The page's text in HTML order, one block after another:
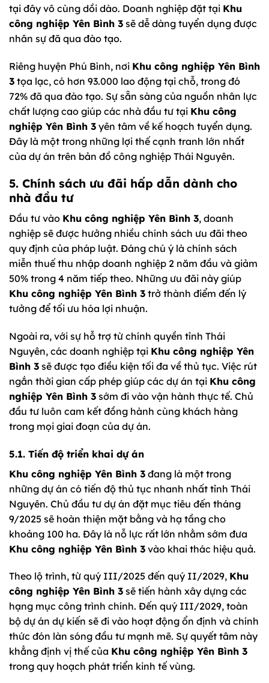
tại đây vô cùng dồi dào. Doanh nghiệp đặt tại Khu
công nghiệp Yên Bình 3 sẽ dễ dàng tuyển dụng được
nhân sự đã qua đào tạo.
Riêng huyện Phú Bình, nơi Khu công nghiệp Yên Bình
3 tọa lạc, có hơn 93.000 lao động tại chỗ, trong đó
72% đã qua đào tạo. Sự sẵn sàng của nguồn nhân lực
chất lượng cao giúp các nhà đầu tư tại Khu công
nghiệp Yên Bình 3 yên tâm về kế hoạch tuyển dụng.
Đây là một trong những lợi thế cạnh tranh lớn nhất
của dự án trên bản đồ công nghiệp Thái Nguyên.
5. Chính sách ưu đãi hấp dẫn dành cho
nhà đầu tư
Đầu tư vào Khu công nghiệp Yên Bình 3, doanh
nghiệp sẽ được hưởng nhiều chính sách ưu đãi theo
quy định của pháp luật. Đáng chú ý là chính sách
miễn thuế thu nhập doanh nghiệp 2 năm đầu và giảm
50% trong 4 năm tiếp theo. Những ưu đãi này giúp
Khu công nghiệp Yên Bình 3 trở thành điểm đến lý
tưởng để tối ưu hóa lợi nhuận.
Ngoài ra, với sự hỗ trợ từ chính quyền tỉnh Thái
Nguyên, các doanh nghiệp tại Khu công nghiệp Yên
Bình 3 sẽ được tạo điều kiện tối đa về thủ tục. Việc rút
ngắn thời gian cấp phép giúp các dự án tại Khu công
nghiệp Yên Bình 3 sớm đi vào vận hành thực tế. Chủ
đầu tư luôn cam kết đồng hành cùng khách hàng
trong mọi giai đoạn của dự án.
5.1. Tiến độ triển khai dự án
Khu công nghiệp Yên Bình 3 đang là một trong
những dự án có tiến độ thủ tục nhanh nhất tỉnh Thái
Nguyên. Chủ đầu tư dự án đặt mục tiêu đến tháng
9/2025 sẽ hoàn thiện mặt bằng và hạ tầng cho
khoảng 100 ha. Đây là nỗ lực rất lớn nhằm sớm đưa
Khu công nghiệp Yên Bình 3 vào khai thác hiệu quả.
Theo lộ trình, từ quý III/2025 đến quý II/2029, Khu
công nghiệp Yên Bình 3 sẽ tiến hành xây dựng các
hạng mục công trình chính. Đến quý III/2029, toàn
bộ dự án dự kiến sẽ đi vào hoạt động ổn định và chính
thức đón làn sóng đầu tư mạnh mẽ. Sự quyết tâm này
khẳng định vị thế của Khu công nghiệp Yên Bình 3
trong quy hoạch phát triển kinh tế vùng.